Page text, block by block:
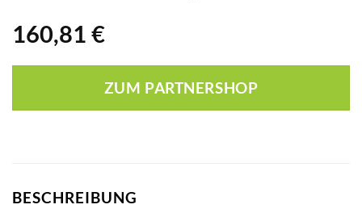
160,81 €
ZUM PARTNERSHOP
BESCHREIBUNG